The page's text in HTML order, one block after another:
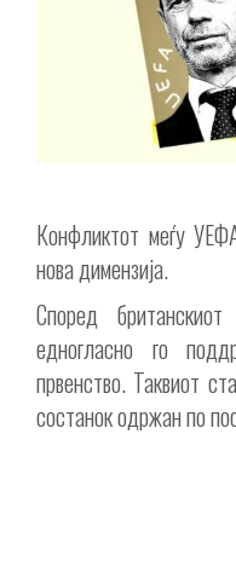
Конфликтот меѓу
нова димензија.
Според
едногласно го
првенство. Таквиот
состанок одржан по